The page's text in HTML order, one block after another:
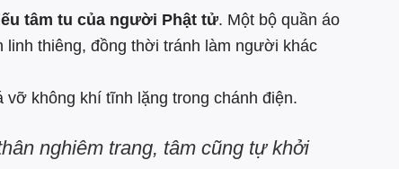
tâm tu của người Phật tử. Một bộ quần áo
linh thiêng, đồng thời tránh làm người khác
không khí tĩnh lặng trong chánh điện.
nghiêm trang, tâm cũng tự khởi